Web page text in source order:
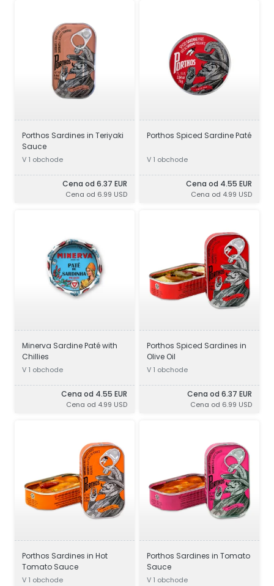
Porthos Sardines in Teriyaki
Sauce
V 1 obchode
Cena od 6.37 EUR
Cena od 6.99 USD
Porthos Spiced Sardine Paté
V 1 obchode
Cena od 4.55 EUR
Cena od 4.99 USD
Minerva Sardine Paté with
Chillies
V 1 obchode
Cena od 4.55 EUR
Cena od 4.99 USD
Porthos Spiced Sardines in
Olive Oil
V 1 obchode
Cena od 6.37 EUR
Cena od 6.99 USD
Porthos Sardines in Hot
Tomato Sauce
V 1 obchode
Porthos Sardines in Tomato
Sauce
V 1 obchode